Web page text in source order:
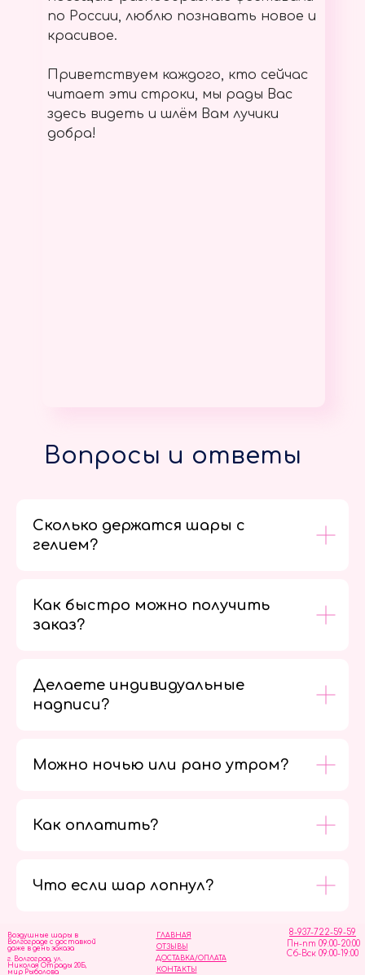
по России, люблю познавать новое и
красивое.
Приветствуем каждого, кто сейчас
читает эти строки, мы рады Вас
здесь видеть и шлём Вам лучики
добра!
Вопросы и ответы
Сколько держатся шары с
гелием?
Как быстро можно получить
заказ?
Делаете индивидуальные
надписи?
Можно ночью или рано утром?
Как оплатить?
Что если шар лопнул?
ОТЗЫВЫ
ГЛАВНАЯ
ДОСТАВКА/ОПЛАТА
КОНТАКТЫ
8-937-722-59-59
Пн-пт 09:00-20:00
Сб-Вск 09:00-19:00
Воздушные шары в
Волгограде с доставкой
даже в день заказа
г. Волгоград, ул.
Николая Отрады 20Б,
мир Рыболова